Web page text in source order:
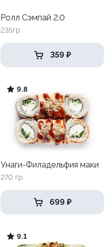
Ролл Сэмпай 2.0
235гр
359 ₽
9.8
Унаги-Филадельфия маки
270 гр
699 ₽
9.1